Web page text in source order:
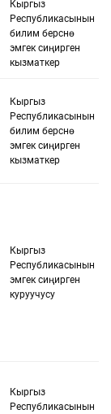
Кыргыз
Республикасынын
билим берүүсүнө
эмгек сиңирген
кызматкер
Кыргыз
Республикасынын
билим берүүсүнө
эмгек сиңирген
кызматкер
Кыргыз
Республикасынын
эмгек сиңирген
куруучусу
Кыргыз
Республикасынын